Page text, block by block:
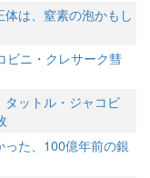
は、窒素の泡かもし
ビニ・クレサーク彗
ットル・ジャコビ
った、100億年前の銀